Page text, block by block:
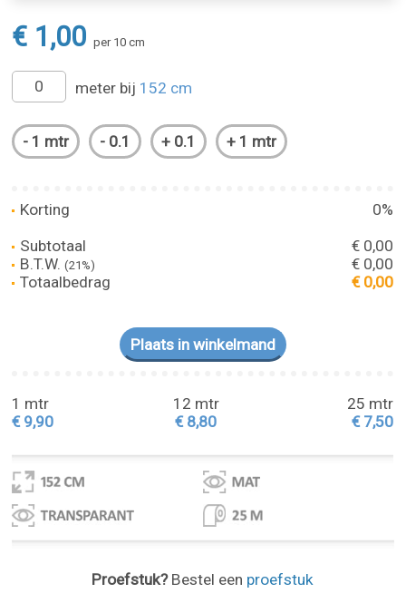
€ 1,00 per 10 cm
meter bij 152 cm
Korting
0%
Subtotaal
€ 0,00
B.T.W.(21%)
€ 0,00
Totaalbedrag
€ 0,00
1 mtr
€ 9,90
12 mtr
€ 8,80
25 mtr
€ 7,50
Proefstuk?Bestel een proefstuk